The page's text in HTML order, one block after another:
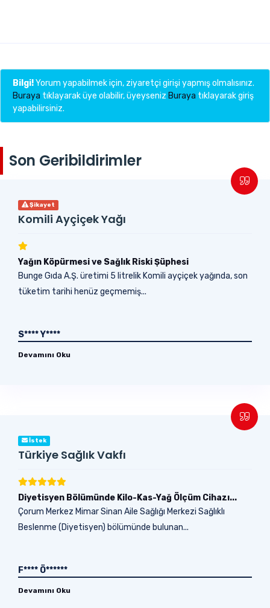
Bilgi!Yorum yapabilmek için, ziyaretçi girişi yapmış olmalısınız.
Buraya tıklayarak üye olabilir, üyeyseniz Buraya tıklayarak giriş
yapabilirsiniz.
Son Geribildirimler
Şikayet
Komili Ayçiçek Yağı
Yağın Köpürmesi ve Sağlık Riski Şüphesi
Bunge Gıda A.Ş. üretimi 5 litrelik Komili ayçiçek yağında, son
tüketim tarihi henüz geçmemiş...
S**** Y****
Devamını Oku
İstek
Türkiye Sağlık Vakfı
Diyetisyen Bölümünde Kilo-Kas-Yağ Ölçüm Cihazı...
Çorum Merkez Mimar Sinan Aile Sağlığı Merkezi Sağlıklı
Beslenme (Diyetisyen) bölümünde bulunan...
F**** Ö******
Devamını Oku